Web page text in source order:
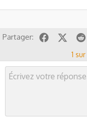
Partager: Facebook
X
1